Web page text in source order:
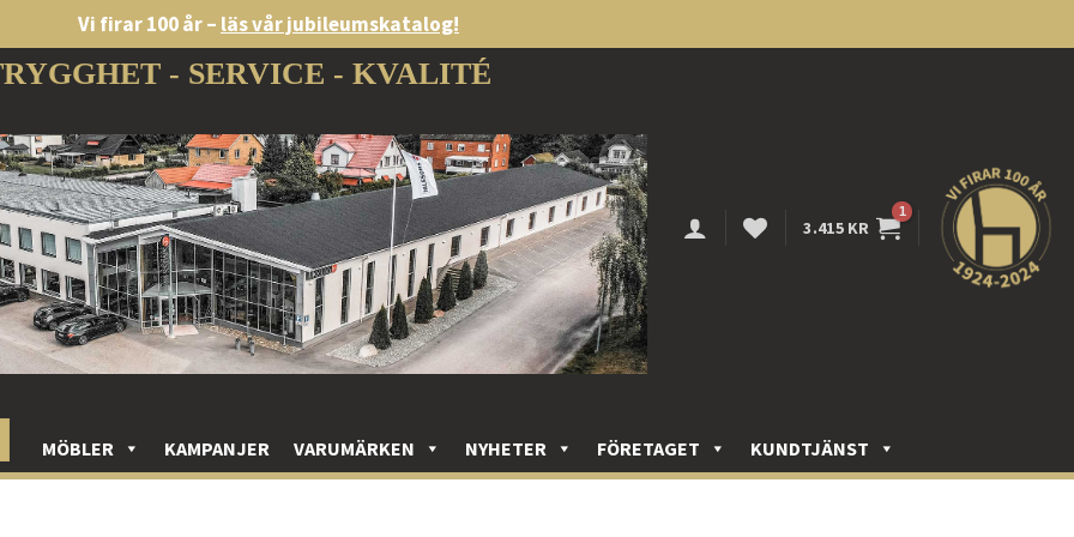
Vi firar 100 år – läs vår jubileumskatalog!
- SERVICE - KVALITÉ
3.415 KR
MÖBLER KAMPANJER VARUMÄRKEN NYHETER FÖRETAGET KUNDTJÄNST